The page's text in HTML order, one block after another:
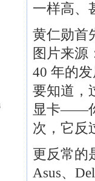
一样高、
黄仁勋首
图片来源
40 年的
要知道，
显卡——
次，它反
更反常的
Asus、